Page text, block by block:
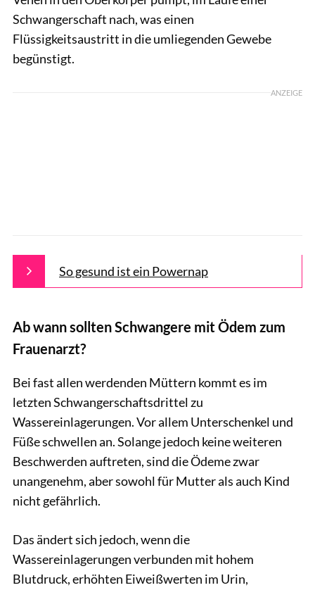
Schwangerschaft nach, was einen
Flüssigkeitsaustritt in die umliegenden Gewebe
begünstigt.
ANZEIGE
So gesund ist ein Powernap
Ab wann sollten Schwangere mit Ödem zum
Frauenarzt?
Bei fast allen werdenden Müttern kommt es im
letzten Schwangerschaftsdrittel zu
Wassereinlagerungen. Vor allem Unterschenkel und
Füße schwellen an. Solange jedoch keine weiteren
Beschwerden auftreten, sind die Ödeme zwar
unangenehm, aber sowohl für Mutter als auch Kind
nicht gefährlich.
Das ändert sich jedoch, wenn die
Wassereinlagerungen verbunden mit hohem
Blutdruck, erhöhten Eiweißwerten im Urin,